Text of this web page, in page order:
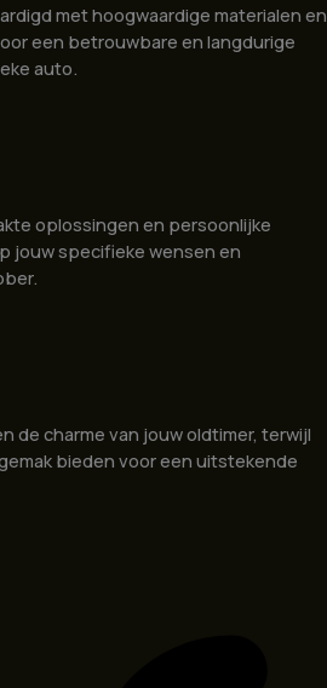
met hoogwaardige materialen en
een betrouwbare en langdurige
auto.
oplossingen en persoonlijke
jouw specifieke wensen en
de charme van jouw oldtimer, terwijl
bieden voor een uitstekende